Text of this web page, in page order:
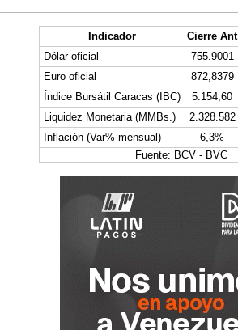
Indicador Cierre Ant
Dólar oficial
755.9001
Euro oficial
872,8379
Índice Bursátil Caracas (IBC)
5.154,60
Liquidez Monetaria (MMBs.)
2.328.582
Inflación (Var% mensual)
6,3%
Fuente: BCV - BVC